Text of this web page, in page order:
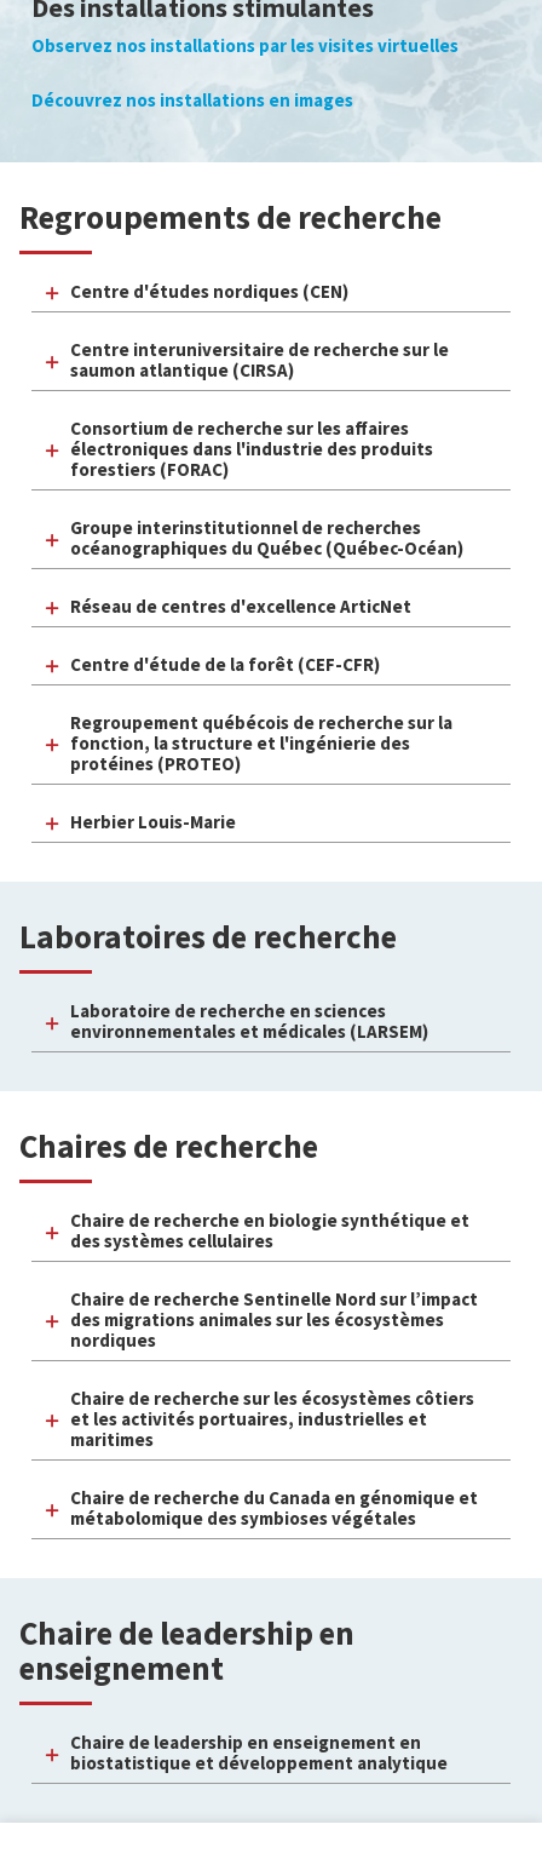
Des installations stimulantes
Observez nos installations par les visites virtuelles
Découvrez nos installations en images
Regroupements de recherche
Centre d'études nordiques (CEN)
Centre interuniversitaire de recherche sur le
saumon atlantique (CIRSA)
Consortium de recherche sur les affaires
électroniques dans l'industrie des produits
forestiers (FORAC)
Groupe interinstitutionnel de recherches
océanographiques du Québec (Québec-Océan)
Réseau de centres d'excellence ArticNet
Centre d'étude de la forêt (CEF-CFR)
Regroupement québécois de recherche sur la
fonction, la structure et l'ingénierie des
protéines (PROTEO)
Herbier Louis-Marie
Laboratoires de recherche
Laboratoire de recherche en sciences
environnementales et médicales (LARSEM)
Chaires de recherche
Chaire de recherche en biologie synthétique et
des systèmes cellulaires
Chaire de recherche Sentinelle Nord sur l’impact
des migrations animales sur les écosystèmes
nordiques
Chaire de recherche sur les écosystèmes côtiers
et les activités portuaires, industrielles et
maritimes
Chaire de recherche du Canada en génomique et
métabolomique des symbioses végétales
Chaire de leadership en
enseignement
Chaire de leadership en enseignement en
biostatistique et développement analytique